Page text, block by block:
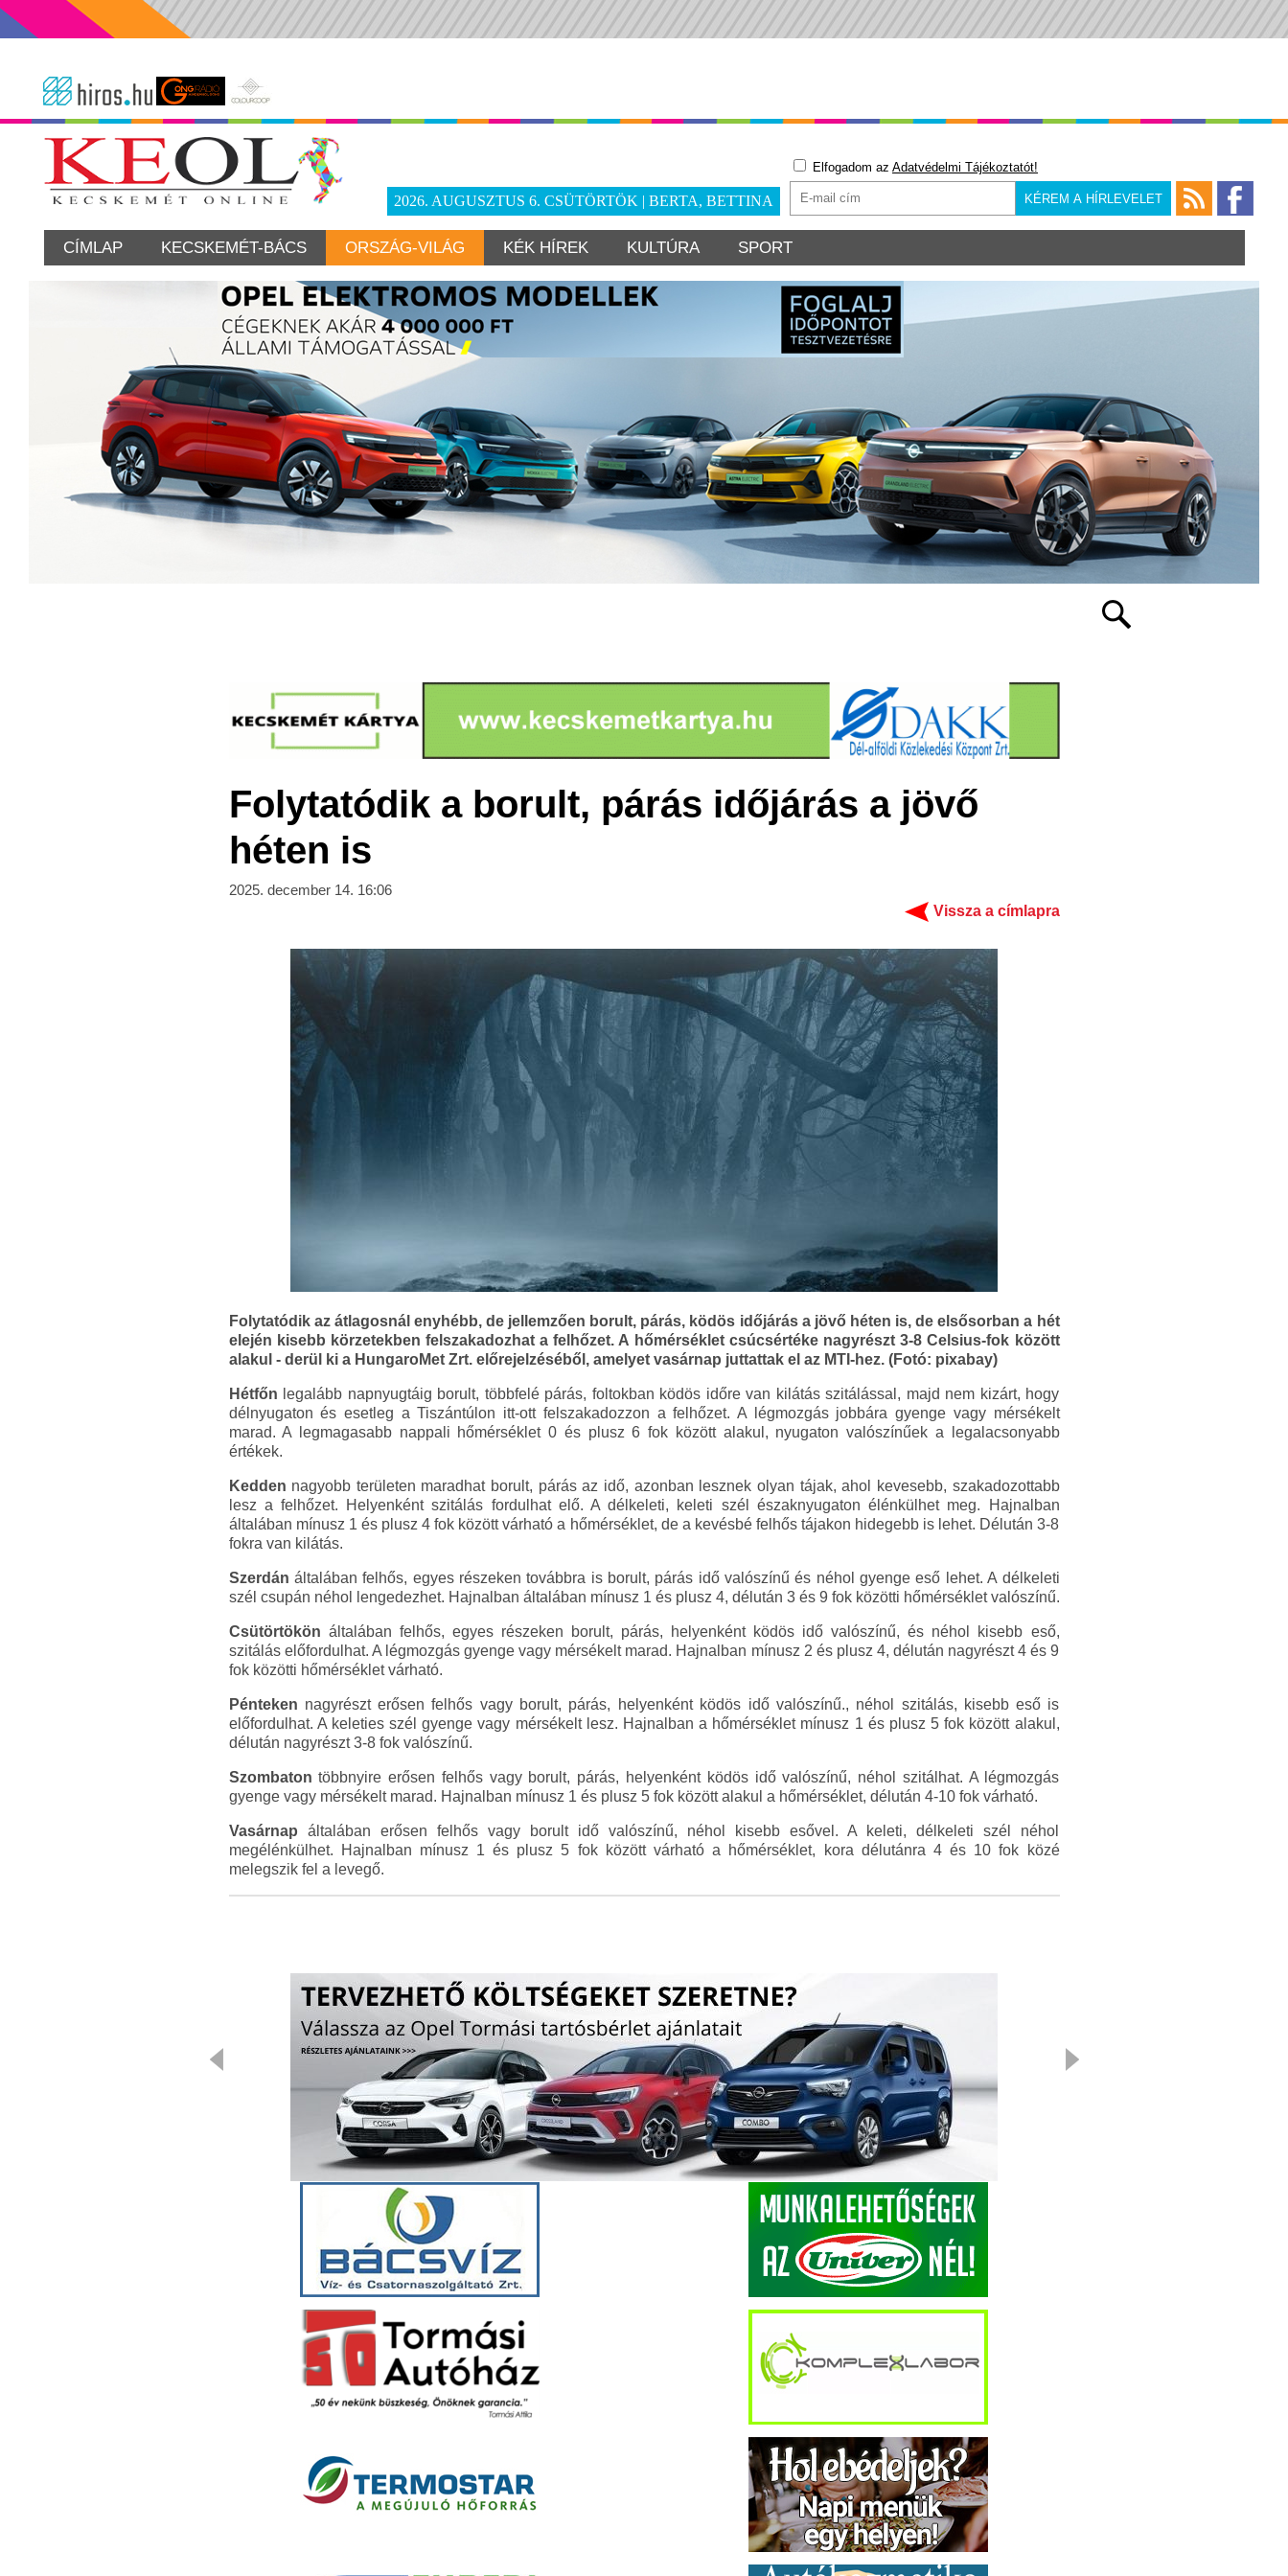
2026. AUGUSZTUS 6. CSÜTÖRTÖK | BERTA, BETTINA
Elfogadom az Adatvédelmi Tájékoztatót!
CÍMLAP KECSKEMÉT-BÁCS ORSZÁG-VILÁG KÉK HÍREK KULTÚRA SPORT
Folytatódik a borult, párás időjárás a jövő
héten is
2025. december 14. 16:06
Vissza a címlapra
Folytatódik az átlagosnál enyhébb, de jellemzően borult, párás, ködös időjárás a jövő héten is, de elsősorban a hét
elején kisebb körzetekben felszakadozhat a felhőzet. A hőmérséklet csúcsértéke nagyrészt 3-8 Celsius-fok között
alakul - derül ki a HungaroMet Zrt. előrejelzéséből, amelyet vasárnap juttattak el az MTI-hez. (Fotó: pixabay)
Hétfőn legalább napnyugtáig borult, többfelé párás, foltokban ködös időre van kilátás szitálással, majd nem kizárt, hogy
délnyugaton és esetleg a Tiszántúlon itt-ott felszakadozzon a felhőzet. A légmozgás jobbára gyenge vagy mérsékelt
marad. A legmagasabb nappali hőmérséklet 0 és plusz 6 fok között alakul, nyugaton valószínűek a legalacsonyabb
értékek.
Kedden nagyobb területen maradhat borult, párás az idő, azonban lesznek olyan tájak, ahol kevesebb, szakadozottabb
lesz a felhőzet. Helyenként szitálás fordulhat elő. A délkeleti, keleti szél északnyugaton élénkülhet meg. Hajnalban
általában mínusz 1 és plusz 4 fok között várható a hőmérséklet, de a kevésbé felhős tájakon hidegebb is lehet. Délután 3-8
fokra van kilátás.
Szerdán általában felhős, egyes részeken továbbra is borult, párás idő valószínű és néhol gyenge eső lehet. A délkeleti
szél csupán néhol lengedezhet. Hajnalban általában mínusz 1 és plusz 4, délután 3 és 9 fok közötti hőmérséklet valószínű.
Csütörtökön általában felhős, egyes részeken borult, párás, helyenként ködös idő valószínű, és néhol kisebb eső,
szitálás előfordulhat. A légmozgás gyenge vagy mérsékelt marad. Hajnalban mínusz 2 és plusz 4, délután nagyrészt 4 és 9
fok közötti hőmérséklet várható.
Pénteken nagyrészt erősen felhős vagy borult, párás, helyenként ködös idő valószínű., néhol szitálás, kisebb eső is
előfordulhat. A keleties szél gyenge vagy mérsékelt lesz. Hajnalban a hőmérséklet mínusz 1 és plusz 5 fok között alakul,
délután nagyrészt 3-8 fok valószínű.
Szombaton többnyire erősen felhős vagy borult, párás, helyenként ködös idő valószínű, néhol szitálhat. A légmozgás
gyenge vagy mérsékelt marad. Hajnalban mínusz 1 és plusz 5 fok között alakul a hőmérséklet, délután 4-10 fok várható.
Vasárnap általában erősen felhős vagy borult idő valószínű, néhol kisebb esővel. A keleti, délkeleti szél néhol
megélénkülhet. Hajnalban mínusz 1 és plusz 5 fok között várható a hőmérséklet, kora délutánra 4 és 10 fok közé
melegszik fel a levegő.